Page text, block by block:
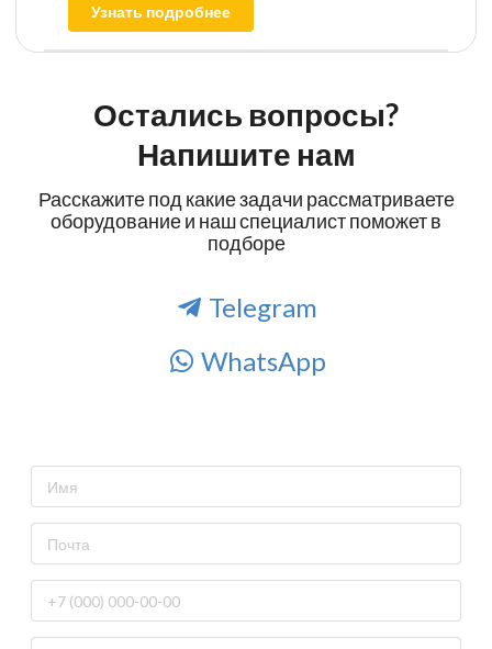
Узнать подробнее
Остались вопросы?
Напишите нам
Расскажите под какие задачи рассматриваете
оборудование и наш специалист поможет в
подборе
Telegram
WhatsApp